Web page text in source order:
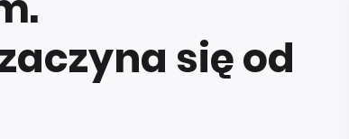
się od